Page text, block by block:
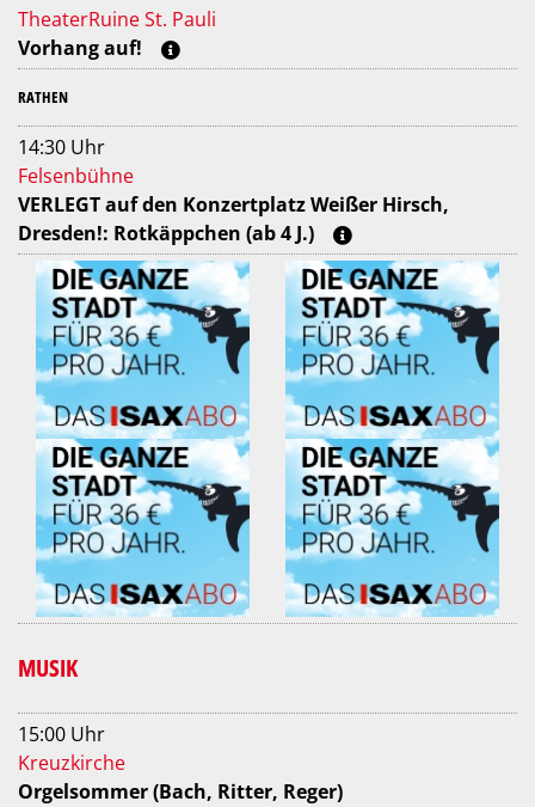
TheaterRuine St. Pauli
Vorhang auf!
RATHEN
14:30 Uhr
Felsenbühne
VERLEGT auf den Konzertplatz Weißer Hirsch,
Dresden!: Rotkäppchen (ab 4 J.)
MUSIK
15:00 Uhr
Kreuzkirche
Orgelsommer (Bach, Ritter, Reger)